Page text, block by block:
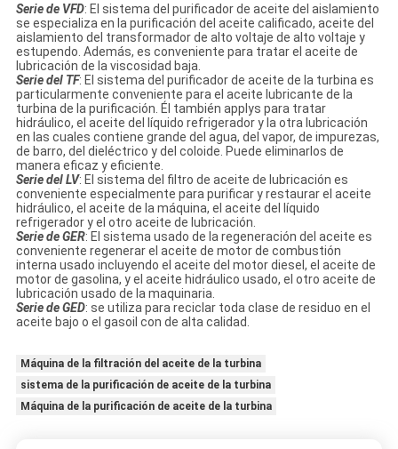
Serie de VFD: El sistema del purificador de aceite del aislamiento
se especializa en la purificación del aceite calificado, aceite del
aislamiento del transformador de alto voltaje de alto voltaje y
estupendo. Además, es conveniente para tratar el aceite de
lubricación de la viscosidad baja.
Serie del TF: El sistema del purificador de aceite de la turbina es
particularmente conveniente para el aceite lubricante de la
turbina de la purificación. Él también applys para tratar
hidráulico, el aceite del líquido refrigerador y la otra lubricación
en las cuales contiene grande del agua, del vapor, de impurezas,
de barro, del dieléctrico y del coloide. Puede eliminarlos de
manera eficaz y eficiente.
Serie del LV: El sistema del filtro de aceite de lubricación es
conveniente especialmente para purificar y restaurar el aceite
hidráulico, el aceite de la máquina, el aceite del líquido
refrigerador y el otro aceite de lubricación.
Serie de GER: El sistema usado de la regeneración del aceite es
conveniente regenerar el aceite de motor de combustión
interna usado incluyendo el aceite del motor diesel, el aceite de
motor de gasolina, y el aceite hidráulico usado, el otro aceite de
lubricación usado de la maquinaria.
Serie de GED: se utiliza para reciclar toda clase de residuo en el
aceite bajo o el gasoil con de alta calidad.
Máquina de la filtración del aceite de la turbina
sistema de la purificación de aceite de la turbina
Máquina de la purificación de aceite de la turbina